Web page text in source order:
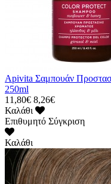
Apivita Σαμπουάν
250ml
11,80€ 8,26€
Καλάθι
Επιθυμητό Σύγκριση
Καλάθι